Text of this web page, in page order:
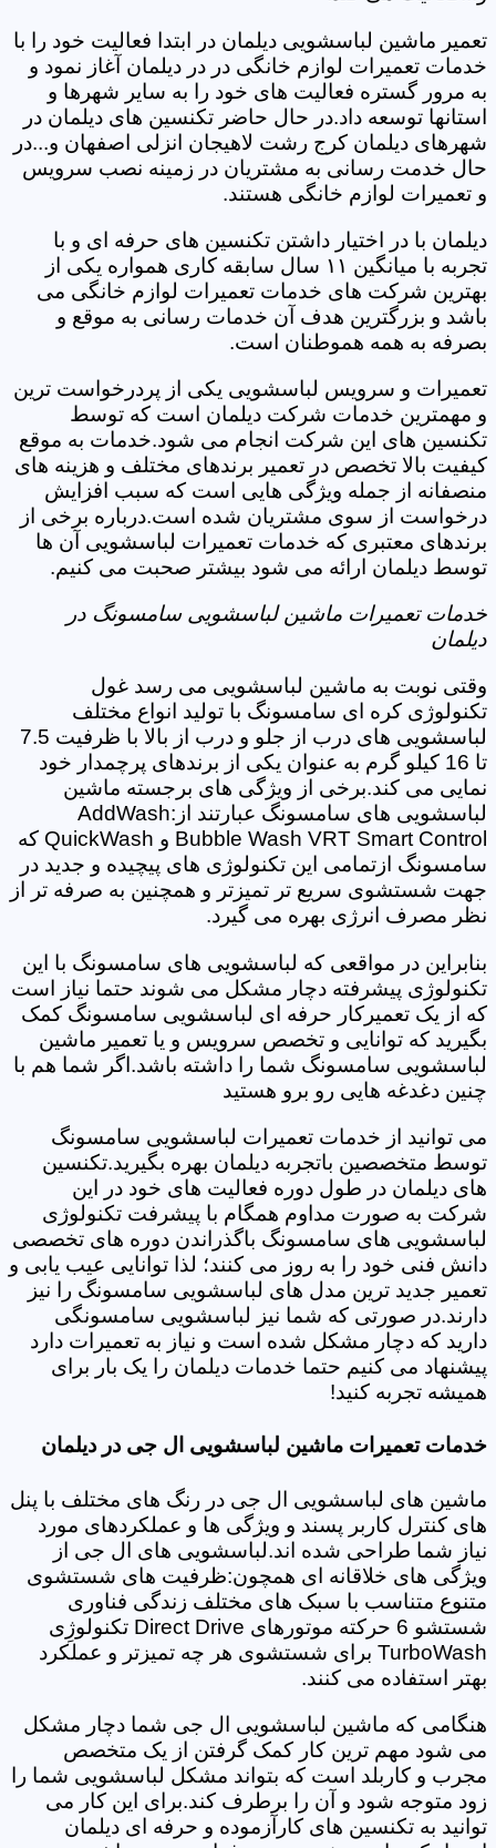
تعمیر ماشین لباسشویی دیلمان در ابتدا فعالیت خود را با
خدمات تعمیرات لوازم خانگی در در دیلمان آغاز نمود و
به مرور گستره فعالیت های خود را به سایر شهرها و
استانها توسعه داد.در حال حاضر تکنسین های دیلمان در
شهرهای دیلمان کرج رشت لاهیجان انزلی اصفهان و...در
حال خدمت رسانی به مشتریان در زمینه نصب سرویس
و تعمیرات لوازم خانگی هستند.
دیلمان با در اختیار داشتن تکنسین های حرفه ای و با
تجربه با میانگین ۱۱ سال سابقه کاری همواره یکی از
بهترین شرکت های خدمات تعمیرات لوازم خانگی می
باشد و بزرگترین هدف آن خدمات رسانی به موقع و
بصرفه به همه هموطنان است.
تعمیرات و سرویس لباسشویی یکی از پردرخواست ترین
و مهمترین خدمات شرکت دیلمان است که توسط
تکنسین های این شرکت انجام می شود.خدمات به موقع
کیفیت بالا تخصص در تعمیر برندهای مختلف و هزینه های
منصفانه از جمله ویژگی هایی است که سبب افزایش
درخواست از سوی مشتریان شده است.درباره برخی از
برندهای معتبری که خدمات تعمیرات لباسشویی آن ها
توسط دیلمان ارائه می شود بیشتر صحبت می کنیم.
خدمات تعمیرات ماشین لباسشویی سامسونگ در
دیلمان
وقتی نوبت به ماشین لباسشویی می رسد غول
تکنولوژی کره ای سامسونگ با تولید انواع مختلف
لباسشویی های درب از جلو و درب از بالا با ظرفیت 7.5
تا 16 کیلو گرم به عنوان یکی از برندهای پرچمدار خود
نمایی می کند.برخی از ویژگی های برجسته ماشین
لباسشویی های سامسونگ عبارتند از:AddWash
Bubble Wash VRT Smart Control و QuickWash که
سامسونگ ازتمامی این تکنولوژی های پیچیده و جدید در
جهت شستشوی سریع تر تمیزتر و همچنین به صرفه تر از
نظر مصرف انرژی بهره می گیرد.
بنابراین در مواقعی که لباسشویی های سامسونگ با این
تکنولوژی پیشرفته دچار مشکل می شوند حتما نیاز است
که از یک تعمیرکار حرفه ای لباسشویی سامسونگ کمک
بگیرید که توانایی و تخصص سرویس و یا تعمیر ماشین
لباسشویی سامسونگ شما را داشته باشد.اگر شما هم با
چنین دغدغه هایی رو برو هستید
می توانید از خدمات تعمیرات لباسشویی سامسونگ
توسط متخصصین باتجربه دیلمان بهره بگیرید.تکنسین
های دیلمان در طول دوره فعالیت های خود در این
شرکت به صورت مداوم همگام با پیشرفت تکنولوژی
لباسشویی های سامسونگ باگذراندن دوره های تخصصی
دانش فنی خود را به روز می کنند؛ لذا توانایی عیب یابی و
تعمیر جدید ترین مدل های لباسشویی سامسونگ را نیز
دارند.در صورتی که شما نیز لباسشویی سامسونگی
دارید که دچار مشکل شده است و نیاز به تعمیرات دارد
پیشنهاد می کنیم حتما خدمات دیلمان را یک بار برای
همیشه تجربه کنید!
خدمات تعمیرات ماشین لباسشویی ال جی در دیلمان
ماشین های لباسشویی ال جی در رنگ های مختلف با پنل
های کنترل کاربر پسند و ویژگی ها و عملکردهای مورد
نیاز شما طراحی شده اند.لباسشویی های ال جی از
ویژگی های خلاقانه ای همچون:ظرفیت های شستشوی
متنوع متناسب با سبک های مختلف زندگی فناوری
شستشو 6 حرکته موتورهای Direct Drive تکنولوژِی
TurboWash برای شستشوی هر چه تمیزتر و عملکرد
بهتر استفاده می کنند.
هنگامی که ماشین لباسشویی ال جی شما دچار مشکل
می شود مهم ترین کار کمک گرفتن از یک متخصص
مجرب و کاربلد است که بتواند مشکل لباسشویی شما را
زود متوجه شود و آن را برطرف کند.برای این کار می
توانید به تکنسین های کارآزموده و حرفه ای دیلمان